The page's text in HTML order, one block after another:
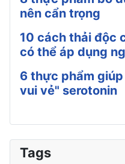
nên cẩn trọng
10 cách thải độc
có thể áp dụng
6 thực phẩm
vui vẻ" serotonin
Tags